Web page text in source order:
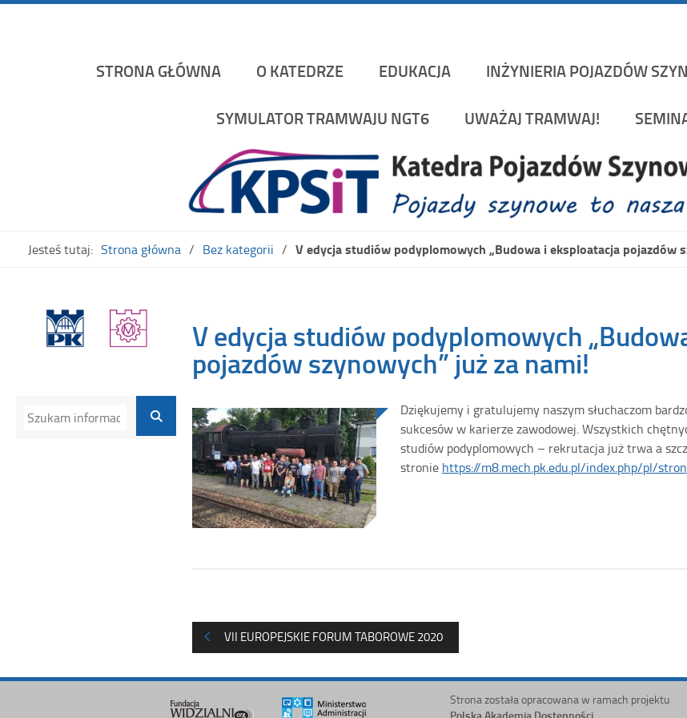
STRONA GŁÓWNA O KATEDRZE EDUKACJA INŻYNIERIA POJAZDÓW
SYMULATOR TRAMWAJU NGT6 UWAŻAJ TRAMWAJ!
Jesteś tutaj: Strona główna Bez kategorii V edycja studiów podyplomowych „Budowa i eksploatacja pojazdów
V edycja studiów podyplomowych
pojazdów szynowych” już za nami!
Dziękujemy i gratulujemy naszym słuchaczom
sukcesów w karierze zawodowej. Wszystkich
studiów podyplomowych – rekrutacja już trwa a
stronie https://m8.mech.pk.edu.pl/index.php/pl/
VII EUROPEJSKIE FORUM TABOROWE 2020
Strona została opracowana w ramach projektu